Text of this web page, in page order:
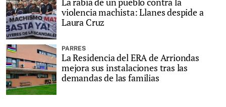
violencia machista: Llanes despide a
Laura Cruz
PARRES
La Residencia del ERA de Arriondas
mejora sus instalaciones tras las
demandas de las familias